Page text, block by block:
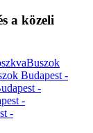
a közeli
Buszok
Budapest -
-
-
-